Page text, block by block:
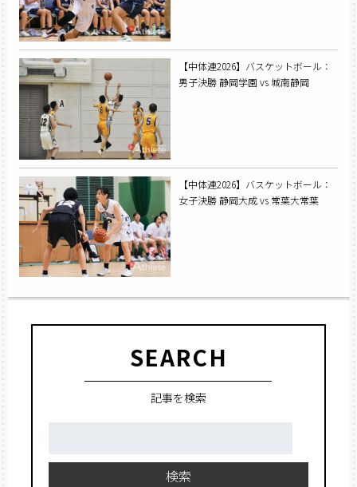
【中体連2026】バスケットボール：
男子決勝 静岡学園 vs 城南静岡
【中体連2026】バスケットボール：
女子決勝 静岡大成 vs 常葉大常葉
SEARCH
記事を検索
検索